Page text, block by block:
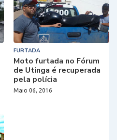
FURTADA
Moto furtada no Fórum
de Utinga é recuperada
pela polícia
Maio 06, 2016